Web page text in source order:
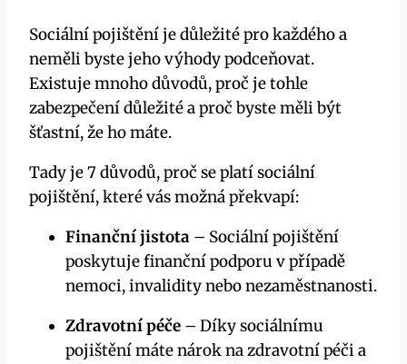
Sociální pojištění je důležité pro každého a
neměli byste jeho výhody podceňovat.
Existuje mnoho důvodů, proč je tohle
zabezpečení důležité a proč byste měli být
šťastní, že ho máte.
Tady je 7 důvodů, proč se platí sociální
pojištění, které vás možná překvapí:
Finanční jistota – Sociální pojištění
poskytuje finanční podporu v případě
nemoci, invalidity nebo nezaměstnanosti.
Zdravotní péče – Díky sociálnímu
pojištění máte nárok na zdravotní péči a